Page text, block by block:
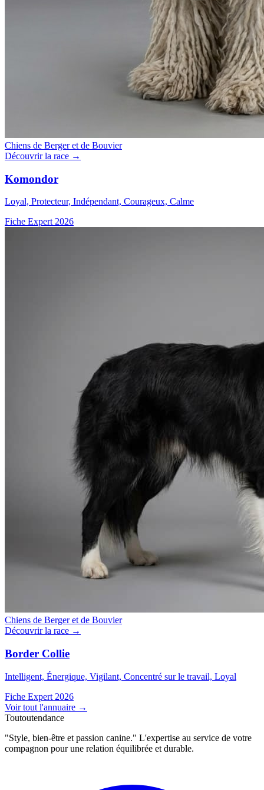
Chiens de Berger et de Bouvier
Découvrir la race →
Komondor
Loyal, Protecteur, Indépendant, Courageux, Calme
Fiche Expert 2026
Chiens de Berger et de Bouvier
Découvrir la race →
Border Collie
Intelligent, Énergique, Vigilant, Concentré sur le travail, Loyal
Fiche Expert 2026
Voir tout l'annuaire →
Toutoutendance
"Style, bien-être et passion canine." L'expertise au service de votre
compagnon pour une relation équilibrée et durable.